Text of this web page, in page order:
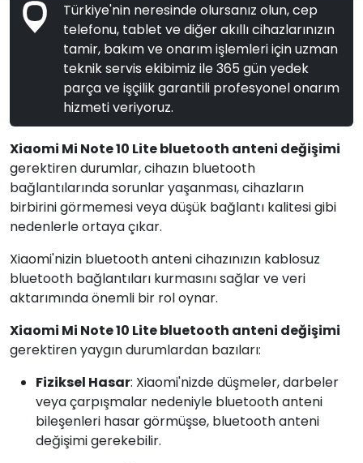
Türkiye'nin neresinde olursanız olun, cep
telefonu, tablet ve diğer akıllı cihazlarınızın
tamir, bakım ve onarım işlemleri için uzman
teknik servis ekibimiz ile 365 gün yedek
parça ve işçilik garantili profesyonel onarım
hizmeti veriyoruz.
Xiaomi Mi Note 10 Lite bluetooth anteni değişimi
gerektiren durumlar, cihazın bluetooth
bağlantılarında sorunlar yaşanması, cihazların
birbirini görmemesi veya düşük bağlantı kalitesi gibi
nedenlerle ortaya çıkar.
Xiaomi'nizin bluetooth anteni cihazınızın kablosuz
bluetooth bağlantıları kurmasını sağlar ve veri
aktarımında önemli bir rol oynar.
Xiaomi Mi Note 10 Lite bluetooth anteni değişimi
gerektiren yaygın durumlardan bazıları:
Fiziksel Hasar: Xiaomi'nizde düşmeler, darbeler
veya çarpışmalar nedeniyle bluetooth anteni
bileşenleri hasar görmüşse, bluetooth anteni
değişimi gerekebilir.